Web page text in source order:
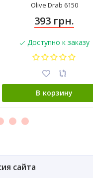
Olive Drab 6150
393 грн.
Доступно к заказу
В корзину
сайта